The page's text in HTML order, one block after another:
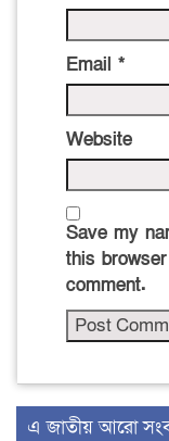
Email *
Website
Save my
this
comment.
এ জাতীয় আরো